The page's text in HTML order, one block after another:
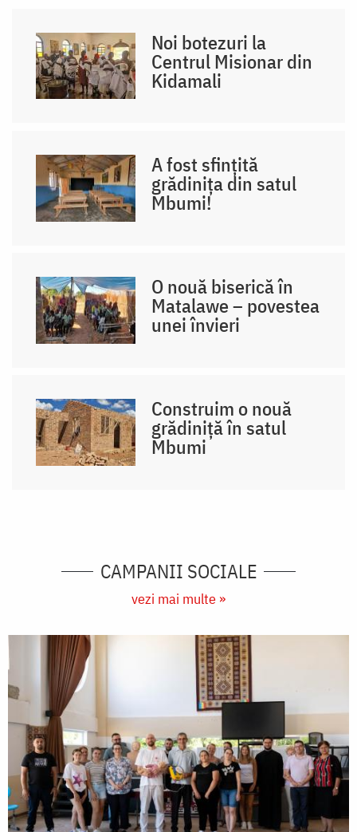
Noi botezuri la
Centrul Misionar din
Kidamali
A fost sfințită
grădinița din satul
Mbumi!
O nouă biserică în
Matalawe – povestea
unei învieri
Construim o nouă
grădiniță în satul
Mbumi
CAMPANII SOCIALE
vezi mai multe »